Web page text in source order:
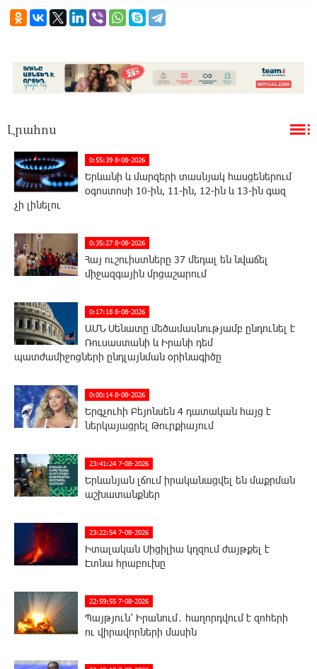
Լրահոս
0:55:39 8-08-2026
Երևանի և մարզերի տասնյակ հասցեներում
օգոստոսի 10-ին, 11-ին, 12-ին և 13-ին գազ
չի լինելու
0:35:27 8-08-2026
Հայ ուշուիստները 37 մեդալ են նվաճել
միջազգային մրցաշարում
0:17:18 8-08-2026
ԱՄՆ Սենատը մեծամասնությամբ ընդունել է
Ռուսաստանի և Իրանի դեմ
պատժամիջոցների ընդլայնման օրինագիծը
0:00:14 8-08-2026
Երգչուհի Բեյոնսեն ​​4 դատական հայց է
ներկայացրել Թուրքիայում
23:41:24 7-08-2026
Երևանյան լճում իրականացվել են մաքրման
աշխատանքներ
23:22:54 7-08-2026
Իտալական Սիցիլիա կղզում ժայթքել է
Էտնա հրաբուխը
22:59:55 7-08-2026
Պայթյուն՝ Իրանում․ հաղորդվում է զոհերի
ու վիրավորների մասին